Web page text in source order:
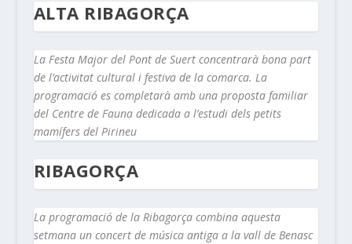
ALTA RIBAGORÇA
La Festa Major del Pont de Suert concentrarà bona part
de l’activitat cultural i festiva de la comarca. La
programació es completarà amb una proposta familiar
del Centre de Fauna dedicada a l’estudi dels petits
mamífers del Pirineu
RIBAGORÇA
La programació de la Ribagorça combina aquesta
setmana un concert de música antiga a la vall de Benasc